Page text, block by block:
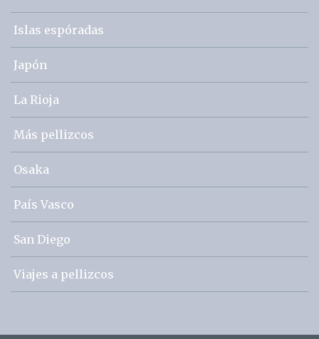
Islas espóradas
Japón
La Rioja
Más pellizcos
Osaka
País Vasco
San Diego
Viajes a pellizcos